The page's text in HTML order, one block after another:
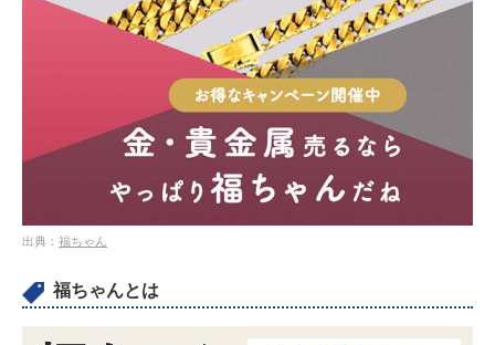
出典： 福ちゃん
福ちゃんとは